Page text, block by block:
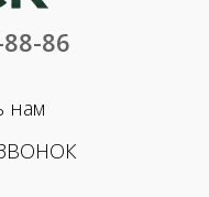
86
нам